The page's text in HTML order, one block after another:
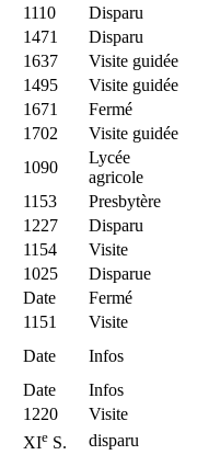
1110
Disparu
1471
Disparu
1637
Visite guidée
1495
Visite guidée
1671
Fermé
1702
Visite guidée
1090
Lycée
agricole
1153
Presbytère
1227
Disparu
1154
Visite
1025
Disparue
Date
Fermé
1151
Visite
Date
Infos
Date
Infos
1220
Visite
XIe S.
disparu